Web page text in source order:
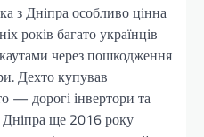
з Дніпра особливо цінна
років багато українців
через пошкодження
Дехто купував
— дорогі інвертори та
Дніпра ще 2016 року